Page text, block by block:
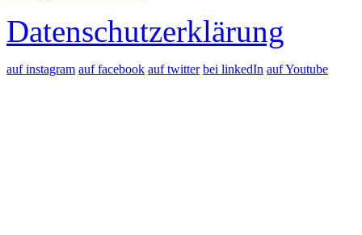
Datenschutzerklärung
auf instagram auf facebook auf twitter bei linkedIn auf Youtube